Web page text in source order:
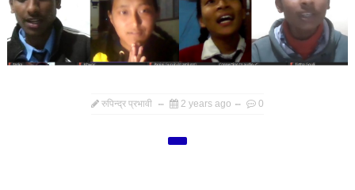
रुपिन्द्र प्रभावी 2 years ago 0